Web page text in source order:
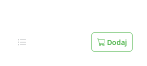
Dodaj